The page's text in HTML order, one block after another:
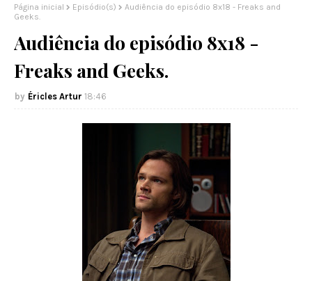
Página inicial Episódio(s)
Audiência do episódio 8x18 - Freaks and
Geeks.
Audiência do episódio 8x18 -
Freaks and Geeks.
Éricles Artur 18:46